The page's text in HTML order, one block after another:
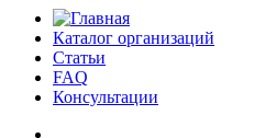
Каталог организаций
Статьи
FAQ
Консультации